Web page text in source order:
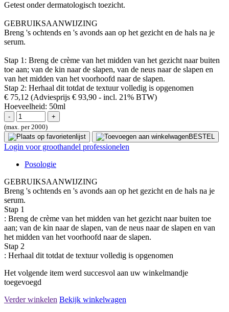
Getest onder dermatologisch toezicht.
GEBRUIKSAANWIJZING
Breng 's ochtends en 's avonds aan op het gezicht en de hals na je
serum.
Stap 1: Breng de crème van het midden van het gezicht naar buiten
toe aan; van de kin naar de slapen, van de neus naar de slapen en
van het midden van het voorhoofd naar de slapen.
Stap 2: Herhaal dit totdat de textuur volledig is opgenomen
€ 75,12 (Adviesprijs € 93,90 - incl. 21% BTW)
Hoeveelheid: 50ml
(max. per 2000)
BESTEL
Login voor groothandel professionelen
Posologie
GEBRUIKSAANWIJZING
Breng 's ochtends en 's avonds aan op het gezicht en de hals na je
serum.
Stap 1
: Breng de crème van het midden van het gezicht naar buiten toe
aan; van de kin naar de slapen, van de neus naar de slapen en van
het midden van het voorhoofd naar de slapen.
Stap 2
: Herhaal dit totdat de textuur volledig is opgenomen
Het volgende item werd succesvol aan uw winkelmandje
toegevoegd
Verder winkelen Bekijk winkelwagen